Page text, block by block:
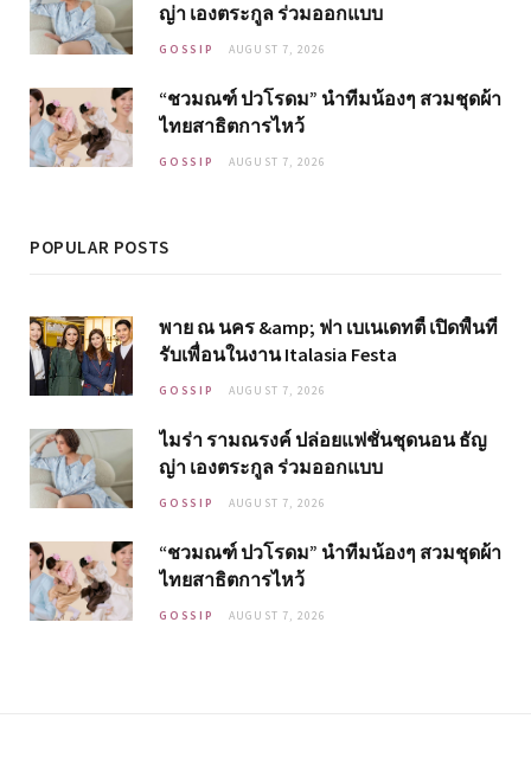
ญ่า เองตระกูล ร่วมออกแบบ
GOSSIP AUGUST 7, 2026
“ชวมณฑ์ ปวโรดม” นำทีมน้องๆ สวมชุดผ้า
ไทยสาธิตการไหว้
GOSSIP AUGUST 7, 2026
POPULAR POSTS
พาย ณ นคร &amp; ฟา เบเนเดทตี้ เปิดพื้นที่
รับเพื่อนในงาน Italasia Festa
GOSSIP AUGUST 7, 2026
ไมร่า รามณรงค์ ปล่อยแฟชั่นชุดนอน ธัญ
ญ่า เองตระกูล ร่วมออกแบบ
GOSSIP AUGUST 7, 2026
“ชวมณฑ์ ปวโรดม” นำทีมน้องๆ สวมชุดผ้า
ไทยสาธิตการไหว้
GOSSIP AUGUST 7, 2026